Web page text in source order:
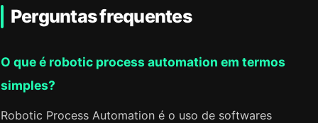
Perguntas frequentes
O que é robotic process automation em termos
simples?
Robotic Process Automation é o uso de softwares